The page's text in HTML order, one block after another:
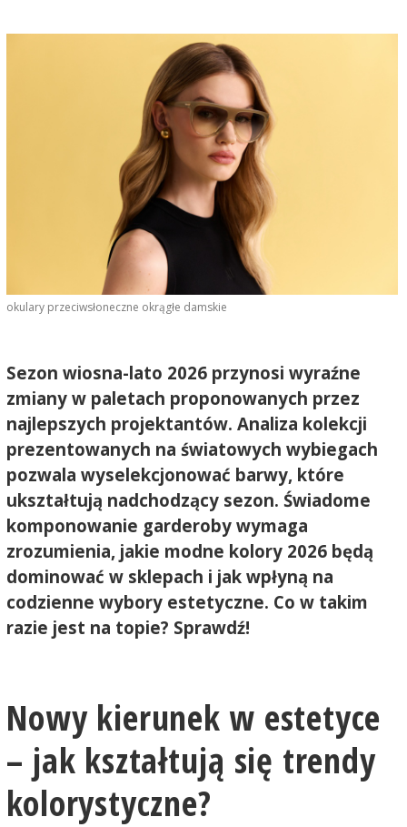
okulary przeciwsłoneczne okrągłe damskie
Sezon wiosna-lato 2026 przynosi wyraźne
zmiany w paletach proponowanych przez
najlepszych projektantów. Analiza kolekcji
prezentowanych na światowych wybiegach
pozwala wyselekcjonować barwy, które
ukształtują nadchodzący sezon. Świadome
komponowanie garderoby wymaga
zrozumienia, jakie modne kolory 2026 będą
dominować w sklepach i jak wpłyną na
codzienne wybory estetyczne. Co w takim
razie jest na topie? Sprawdź!
Nowy kierunek w estetyce
– jak kształtują się trendy
kolorystyczne?